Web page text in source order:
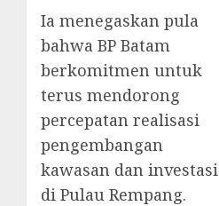
Ia menegaskan pula
bahwa BP Batam
berkomitmen untuk
terus mendorong
percepatan realisasi
pengembangan
kawasan dan investasi
di Pulau Rempang.